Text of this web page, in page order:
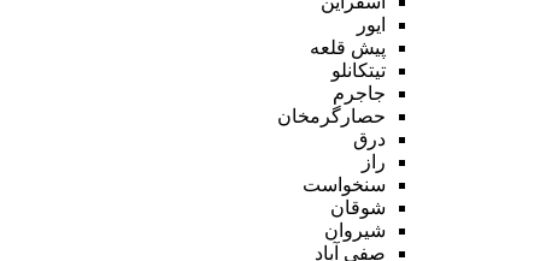
ایور
پیش قلعه
تیتکانلو
جاجرم
حصارگرمخان
درق
راز
سنخواست
شوقان
شیروان
صفی آباد